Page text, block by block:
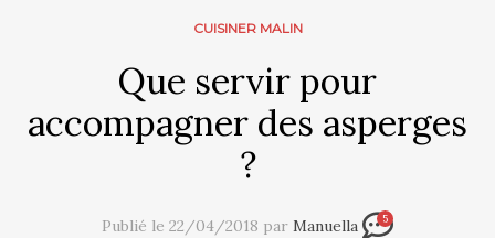
CUISINER MALIN
Que servir pour
accompagner des asperges
?
Publié le 22/04/2018 par Manuella 5